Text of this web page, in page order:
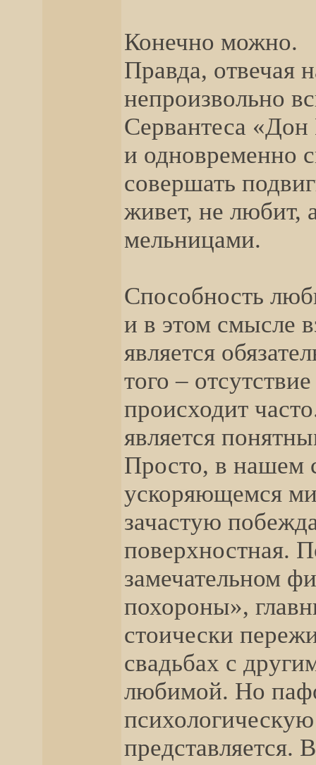
Конечно можно.
Правда, отвечая
непроизвольно
Сервантеса
и одновременно
совершать
живет, не любит,
мельницами.
Способность
и в этом смысле
является
того –
происходит
является
Просто, в нашем
ускоряющемся
зачастую
поверхностная.
замечательном
похороны»,
стоически
свадьбах с
любимой. Но
представляется.